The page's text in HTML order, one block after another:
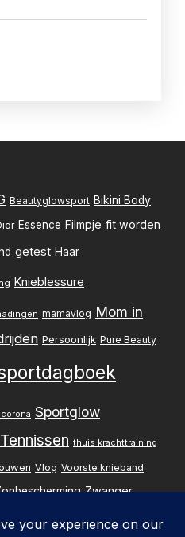
Beautyglowsport Bikini Body
Essence Filmpje fit worden
getest Haar
Knieblessure
mamavlog Mom in
Persoonlijk Pure Beauty
Sportglow
Tennissen thuis krachttraining
Vlog Voorste knieband
Zwanger